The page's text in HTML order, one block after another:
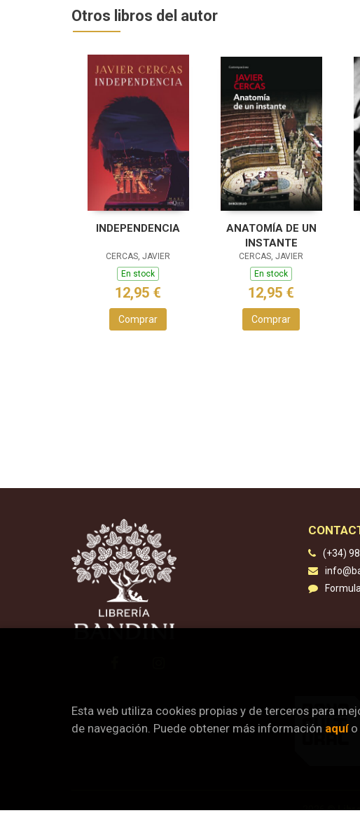
Otros libros del autor
INDEPENDENCIA
CERCAS, JAVIER
En stock
12,95 €
Comprar
ANATOMÍA DE UN
INSTANTE
CERCAS, JAVIER
En stock
12,95 €
Comprar
(+34)
2026 ©
Esta web utiliza cookies propias y de terceros para
de navegación. Puede obtener más información aquío